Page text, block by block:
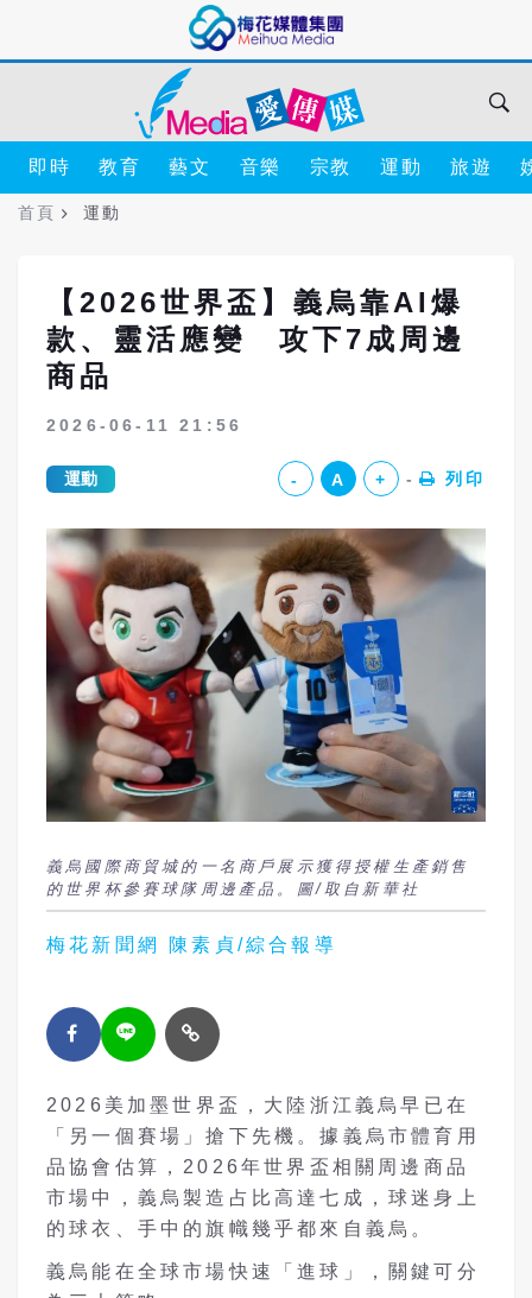
即時 教育 藝文 音樂 宗教 運動 旅遊
首頁 運動
【2026世界盃】義烏靠AI爆
款、靈活應變 攻下7成周邊
商品
2026-06-11 21:56
運動 - A + 列印
義烏國際商貿城的一名商戶展示獲得授權生產銷售
的世界杯參賽球隊周邊產品。圖/取自新華社
梅花新聞網 陳素貞/綜合報導
2026美加墨世界盃，大陸浙江義烏早已在
「另一個賽場」搶下先機。據義烏市體育用
品協會估算，2026年世界盃相關周邊商品
市場中，義烏製造占比高達七成，球迷身上
的球衣、手中的旗幟幾乎都來自義烏。
義烏能在全球市場快速「進球」，關鍵可分